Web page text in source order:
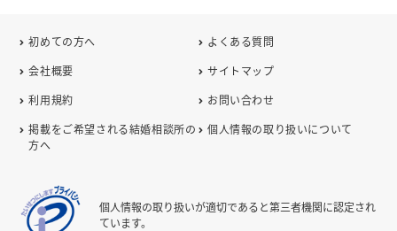
初めての方へ
よくある質問
会社概要
サイトマップ
利用規約
お問い合わせ
掲載をご希望される結婚相談所の
方へ
個人情報の取り扱いについて
個人情報の取り扱いが適切であると第三者機関に認定され
ています。